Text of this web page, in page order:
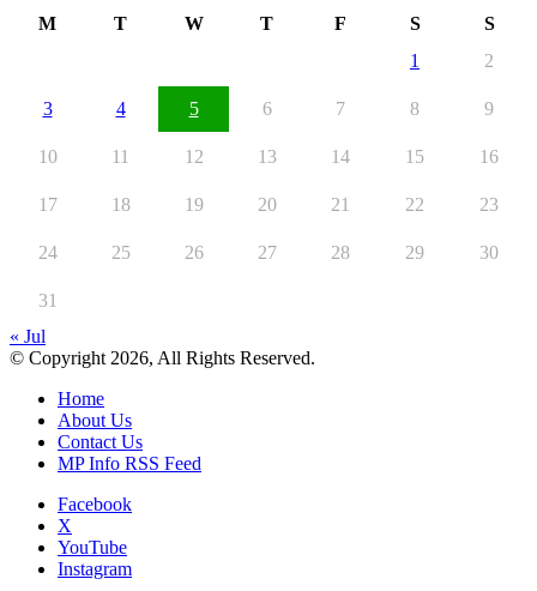
M T W T F S
S
1
2
3 4 5 6 7 8 9
10 11 12 13 14 15 16
17 18 19 20 21 22 23
24 25 26 27 28 29 30
31
« Jul
© Copyright 2026, All Rights Reserved.
Home
About Us
Contact Us
MP Info RSS Feed
Facebook
X
YouTube
Instagram